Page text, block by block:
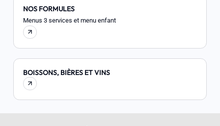
NOS FORMULES
Menus 3 services et menu enfant
BOISSONS, BIÈRES ET VINS